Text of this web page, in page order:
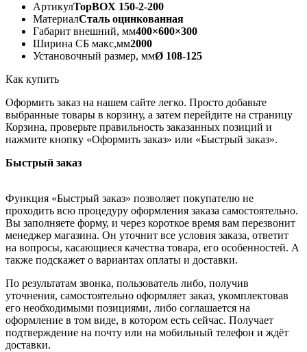
АртикулTopBOX 150-2-200
МатериалСталь оцинкованная
Габарит внешний, мм400×600×300
Ширина СБ макс,мм2000
Установочный размер, ммØ 108-125
Как купить
Оформить заказ на нашем сайте легко. Просто добавьте
выбранные товары в корзину, а затем перейдите на страницу
Корзина, проверьте правильность заказанных позиций и
нажмите кнопку «Оформить заказ» или «Быстрый заказ».
Быстрый заказ
Функция «Быстрый заказ» позволяет покупателю не
проходить всю процедуру оформления заказа самостоятельно.
Вы заполняете форму, и через короткое время вам перезвонит
менеджер магазина. Он уточнит все условия заказа, ответит
на вопросы, касающиеся качества товара, его особенностей. А
также подскажет о вариантах оплаты и доставки.
По результатам звонка, пользователь либо, получив
уточнения, самостоятельно оформляет заказ, укомплектовав
его необходимыми позициями, либо соглашается на
оформление в том виде, в котором есть сейчас. Получает
подтверждение на почту или на мобильный телефон и ждёт
доставки.